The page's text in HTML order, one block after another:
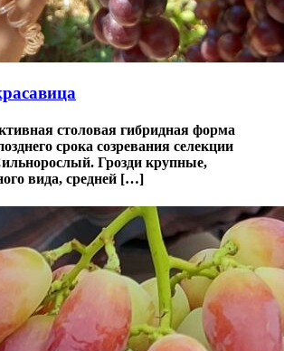
столовая гибридная форма
срока созревания селекции
Грозди крупные,
вида, средней […]